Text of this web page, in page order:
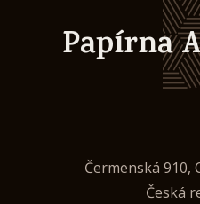
Papírna
Čermenská 910,
Česká